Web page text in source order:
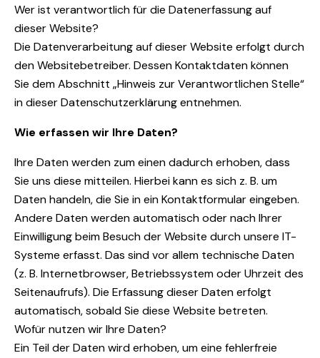
Wer ist verantwortlich für die Datenerfassung auf
dieser Website?
Die Datenverarbeitung auf dieser Website erfolgt durch
den Websitebetreiber. Dessen Kontaktdaten können
Sie dem Abschnitt „Hinweis zur Verantwortlichen Stelle“
in dieser Datenschutzerklärung entnehmen.
Wie erfassen wir Ihre Daten?
Ihre Daten werden zum einen dadurch erhoben, dass
Sie uns diese mitteilen. Hierbei kann es sich z. B. um
Daten handeln, die Sie in ein Kontaktformular eingeben.
Andere Daten werden automatisch oder nach Ihrer
Einwilligung beim Besuch der Website durch unsere IT-
Systeme erfasst. Das sind vor allem technische Daten
(z. B. Internetbrowser, Betriebssystem oder Uhrzeit des
Seitenaufrufs). Die Erfassung dieser Daten erfolgt
automatisch, sobald Sie diese Website betreten.
Wofür nutzen wir Ihre Daten?
Ein Teil der Daten wird erhoben, um eine fehlerfreie